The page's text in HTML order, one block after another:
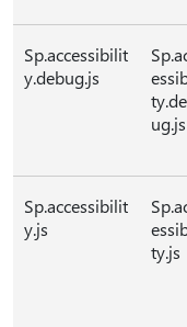
Sp.accessibilit
y.debug.js
ug.js
Sp.accessibilit
y.js
ty.js